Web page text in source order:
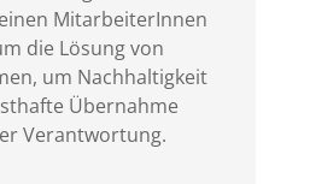
MitarbeiterInnen
die Lösung von
um Nachhaltigkeit
Übernahme
Verantwortung.